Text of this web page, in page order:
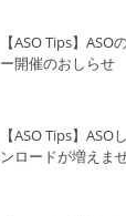
【ASO Tips】
ー開催のおしらせ
【ASO Tips】
ンロードが増えま